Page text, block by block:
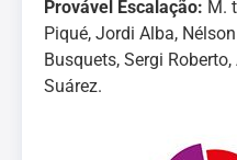
Provável Escalação: M.
Piqué, Jordi Alba,
Busquets, Sergi
Suárez.